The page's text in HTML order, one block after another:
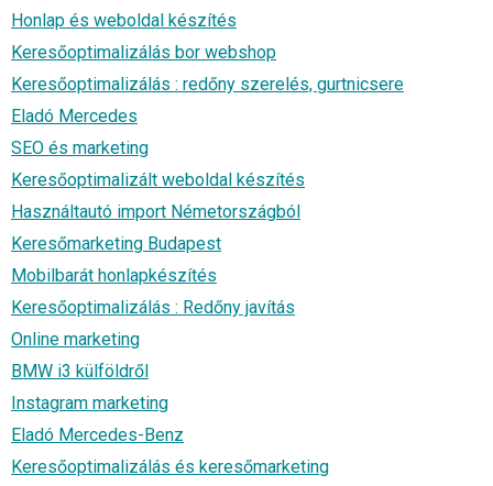
Honlap és weboldal készítés
Keresőoptimalizálás bor webshop
Keresőoptimalizálás : redőny szerelés, gurtnicsere
Eladó Mercedes
SEO és marketing
Keresőoptimalizált weboldal készítés
Használtautó import Németországból
Keresőmarketing Budapest
Mobilbarát honlapkészítés
Keresőoptimalizálás : Redőny javítás
Online marketing
BMW i3 külföldről
Instagram marketing
Eladó Mercedes-Benz
Keresőoptimalizálás és keresőmarketing